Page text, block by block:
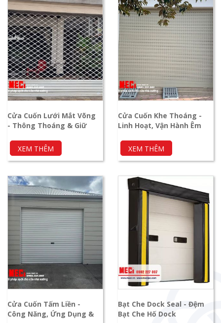
Cửa Cuốn Lưới Mắt Võng
- Thông Thoáng & Giữ
XEM THÊM
Cửa Cuốn Khe Thoáng -
Linh Hoạt, Vận Hành Êm
XEM THÊM
Cửa Cuốn Tấm Liền -
Công Năng, Ứng Dụng &
Bạt Che Dock Seal - Đệm
Bạt Che Hố Dock